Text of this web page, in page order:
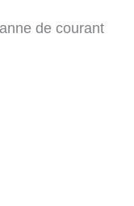
de courant